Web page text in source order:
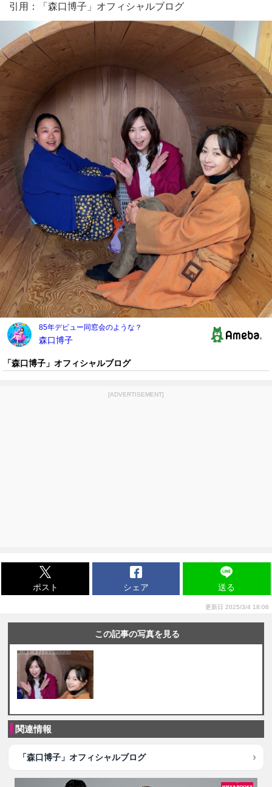
引用：「森口博子」オフィシャルブログ
「森口博子」オフィシャルブログ
[ADVERTISEMENT]
ポスト シェア 送る
更新日 2025/3/4 18:06
この記事の写真を見る
関連情報
「森口博子」オフィシャルブログ